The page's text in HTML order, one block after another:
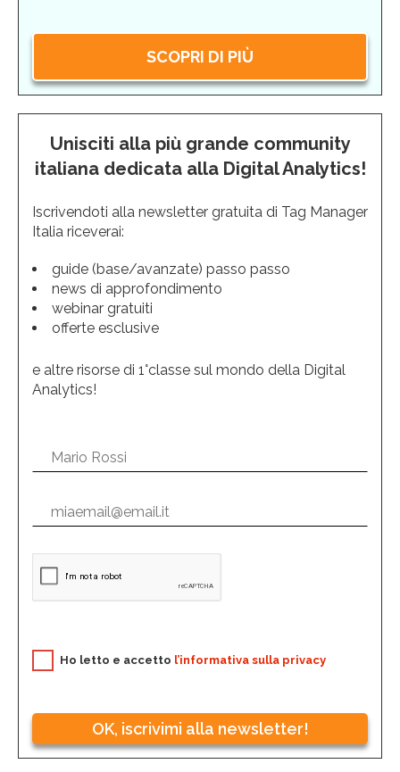
SCOPRI DI PIÙ
Unisciti alla più grande community
italiana dedicata alla Digital Analytics!
Iscrivendoti alla newsletter gratuita di Tag Manager
Italia riceverai:
guide (base/avanzate) passo passo
news di approfondimento
webinar gratuiti
offerte esclusive
e altre risorse di 1°classe sul mondo della Digital
Analytics!
Ho letto e accetto l’informativa sulla privacy
OK, iscrivimi alla newsletter!